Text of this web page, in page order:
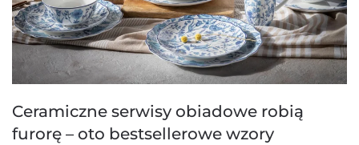
Ceramiczne serwisy obiadowe robią
furorę – oto bestsellerowe wzory